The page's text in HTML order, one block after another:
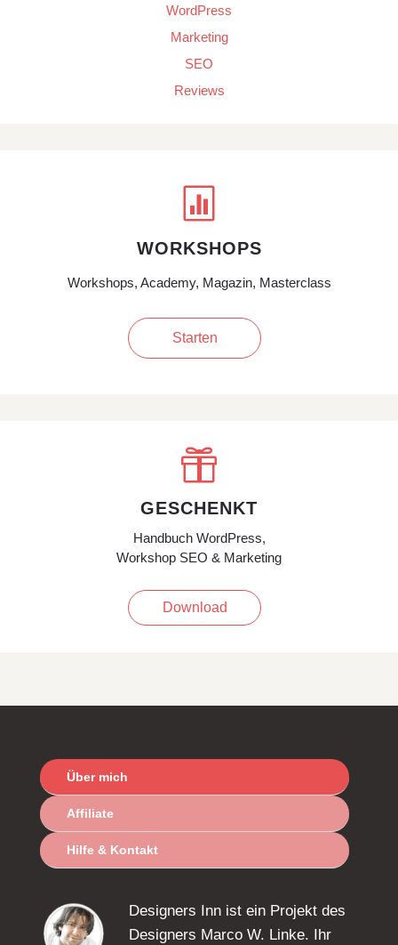
WordPress
Marketing
SEO
Reviews

WORKSHOPS
Workshops, Academy, Magazin, Masterclass
Starten

GESCHENKT
Handbuch WordPress,
Workshop SEO & Marketing
Download
Über mich
Affiliate
Hilfe & Kontakt
Designers Inn ist ein Projekt des
Designers Marco W. Linke. Ihr